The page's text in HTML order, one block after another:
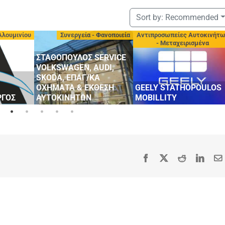
Sort by: Recommended
Συνεργεία - Φανοποιεία
ΣΤΑΘΟΠΟΥΛΟΣ SERVICE
VOLKSWAGEN, AUDI,
SKODA, ΕΠΑΓ/ΚΑ
ΟΧΗΜΑΤΑ & ΕΚΘΕΣΗ
ΑΥΤΟΚΙΝΗΤΩΝ
Αντιπροσωπείες
- Μεταχειρισμένα
GEELY STATHOPOULOS
MOBILLITY
Facebook Reddit